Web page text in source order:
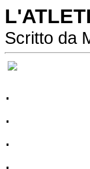
Scritto da
.
.
.
.